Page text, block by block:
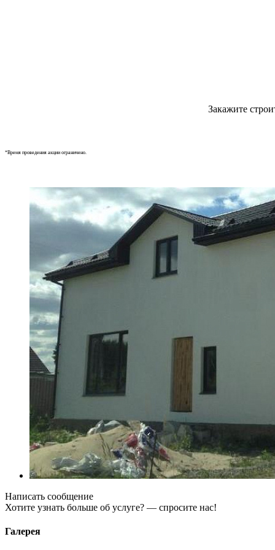
Закажите
*Время проведения акции ограничено.
Написать сообщение
Хотите узнать больше об услуге? — спросите нас!
Галерея